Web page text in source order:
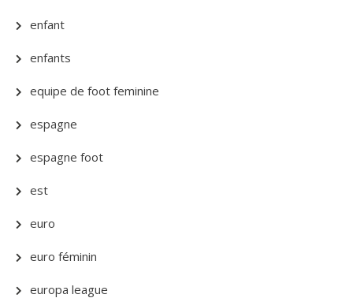
enfant
enfants
equipe de foot feminine
espagne
espagne foot
est
euro
euro féminin
europa league